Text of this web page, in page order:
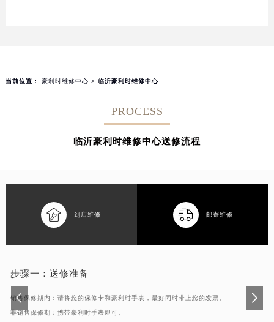
当前位置： 豪利时维修中心 > 临沂豪利时维修中心
PROCESS
临沂豪利时维修中心送修流程
 到店维修  邮寄维修
步骤一： 送修准备
销售保修期内：请将您的保修卡和豪利时手表，最好同时带上您的发票。
非销售保修期：携带豪利时手表即可。